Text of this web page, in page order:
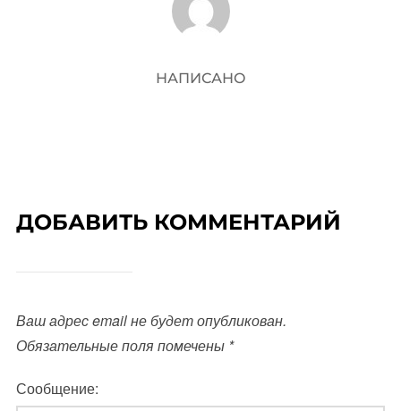
НАПИСАНО
ДОБАВИТЬ КОММЕНТАРИЙ
Ваш адрес email не будет опубликован.
Обязательные поля помечены *
Сообщение: